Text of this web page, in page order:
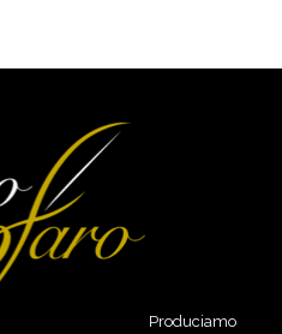
Produciamo